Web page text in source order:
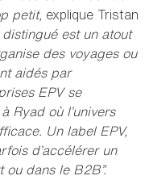
petit, explique Tristan
est un atout
des voyages ou
aidés par
EPV se
Ryad où l’univers
Un label EPV,
d’accélérer un
ou dans le B2B”.